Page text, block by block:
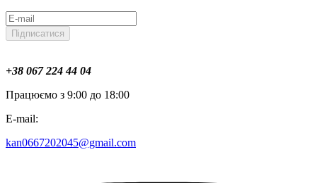
Підписатися
+38 067 224 44 04
Працюємо з 9:00 до 18:00
E-mail:
kan0667202045@gmail.com